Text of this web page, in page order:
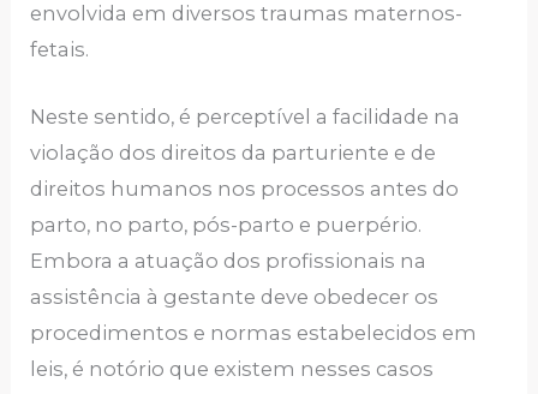
envolvida em diversos traumas maternos-
fetais.
Neste sentido, é perceptível a facilidade na
violação dos direitos da parturiente e de
direitos humanos nos processos antes do
parto, no parto, pós-parto e puerpério.
Embora a atuação dos profissionais na
assistência à gestante deve obedecer os
procedimentos e normas estabelecidos em
leis, é notório que existem nesses casos